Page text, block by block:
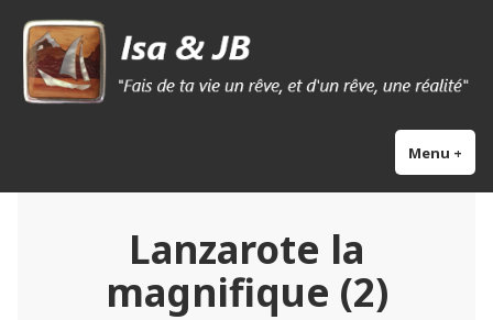
Skip
content
Isa & Jb blog
Menu +
Lanzarote la
magnifique (2)